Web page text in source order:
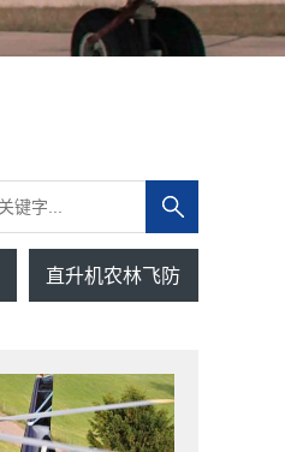
直升机农林飞防